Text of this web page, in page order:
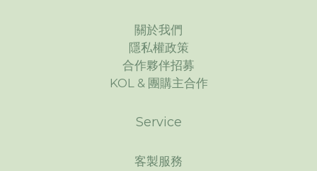
關於我們
隱私權政策
合作夥伴招募
KOL & 團購主合作
Service
客製服務